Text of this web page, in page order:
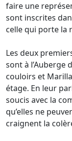
faire une
sont inscrites
celle qui porte la
Les deux
sont à l’Auberge
couloirs et
étage. En leur
soucis avec la
qu’elles ne
craignent la